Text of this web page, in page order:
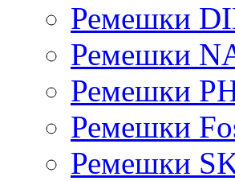
Ремешки
Ремешки
Ремешки
Ремешки
Ремешки